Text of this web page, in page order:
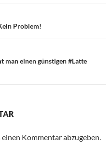
Problem!
man einen günstigen #Latte
einen Kommentar abzugeben.